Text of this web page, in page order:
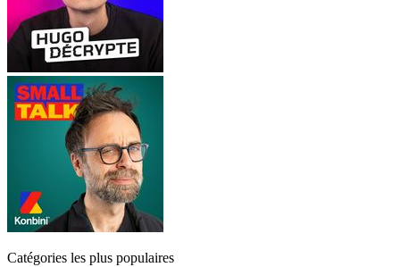
Catégories les plus populaires